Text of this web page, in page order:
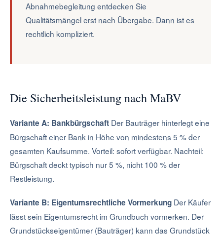
Abnahmebegleitung entdecken Sie
Qualitätsmängel erst nach Übergabe. Dann ist es
rechtlich kompliziert.
Die Sicherheitsleistung nach MaBV
Variante A: Bankbürgschaft Der Bauträger hinterlegt eine
Bürgschaft einer Bank in Höhe von mindestens 5 % der
gesamten Kaufsumme. Vorteil: sofort verfügbar. Nachteil:
Bürgschaft deckt typisch nur 5 %, nicht 100 % der
Restleistung.
Variante B: Eigentumsrechtliche Vormerkung Der Käufer
lässt sein Eigentumsrecht im Grundbuch vormerken. Der
Grundstückseigentümer (Bauträger) kann das Grundstück